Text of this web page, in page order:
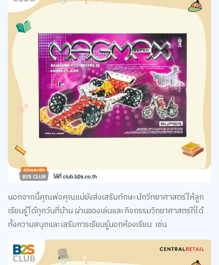
นอกจากนี้คุณพ่อคุณแม่ยังส่งเสริมทักษะนักวิทยาศาสตร์ให้ลูก
เรียนรู้ได้ทุกวันที่บ้าน ผ่านของเล่นและกิจกรรมวิทยาศาสตร์ที่ได้
ทั้งความสนุกและเสริมการเรียนรู้นอกห้องเรียน เช่น